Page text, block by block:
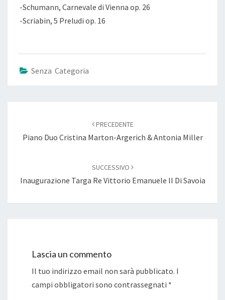
-Schumann, Carnevale di Vienna op. 26
-Scriabin, 5 Preludi op. 16
Senza Categoria
PRECEDENTE
Piano Duo Cristina Marton-Argerich & Antonia Miller
SUCCESSIVO
Inaugurazione Targa Re Vittorio Emanuele II Di Savoia
Lascia un commento
Il tuo indirizzo email non sarà pubblicato. I
campi obbligatori sono contrassegnati *